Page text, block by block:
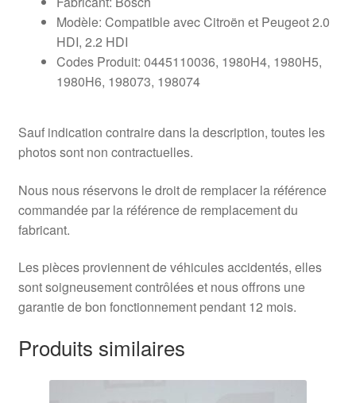
Modèle: Compatible avec Citroën et Peugeot 2.0
HDI, 2.2 HDI
Codes Produit: 0445110036, 1980H4, 1980H5,
1980H6, 198073, 198074
Sauf indication contraire dans la description, toutes les
photos sont non contractuelles.
Nous nous réservons le droit de remplacer la référence
commandée par la référence de remplacement du
fabricant.
Les pièces proviennent de véhicules accidentés, elles
sont soigneusement contrôlées et nous offrons une
garantie de bon fonctionnement pendant 12 mois.
Produits similaires